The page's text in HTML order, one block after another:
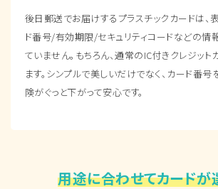
後日郵送でお届けするプラスチックカードは、
ド番号/有効期限/セキュリティコードなどの情
ていません。もちろん、通常のIC付きクレジッ
ます。シンプルで美しいだけでなく、カード番
険がぐっと下がって安心です。
用途に合わせてカードが